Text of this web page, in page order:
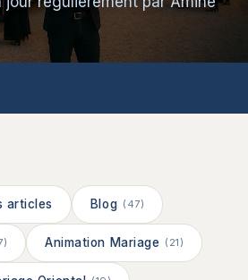
articles Blog (47)
Animation Mariage (21)